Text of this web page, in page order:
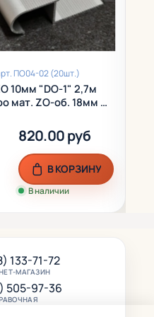
ПО04-02 (20шт.)
10мм "DO-1" 2,7м
мат. ZО-об. 18мм на
820.00 руб
В наличии
В КОРЗИНУ
133-71-72
МАГАЗИН
505-97-36